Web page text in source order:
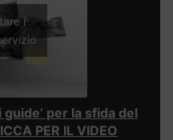
i
guide’ per la sfida del
PER IL VIDEO